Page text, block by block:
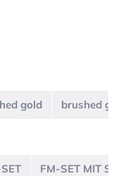
gold brushed
FM-SET MIT SI